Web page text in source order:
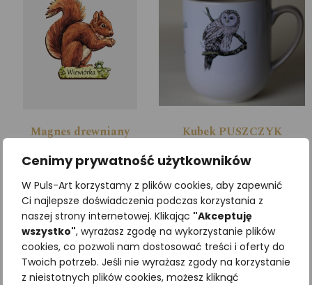
Cenimy prywatność użytkowników
W Puls-Art korzystamy z plików cookies, aby zapewnić
Ci najlepsze doświadczenia podczas korzystania z
naszej strony internetowej. Klikając "Akceptuję
wszystko", wyrażasz zgodę na wykorzystanie plików
cookies, co pozwoli nam dostosować treści i oferty do
Twoich potrzeb. Jeśli nie wyrażasz zgody na korzystanie
z nieistotnych plików cookies, możesz kliknąć
Magnes drewniany
12,30 zł z VAT
Dodaj do koszyka
Kubek PUSZCZYK
39,36zł z VAT
Dodaj do koszyka